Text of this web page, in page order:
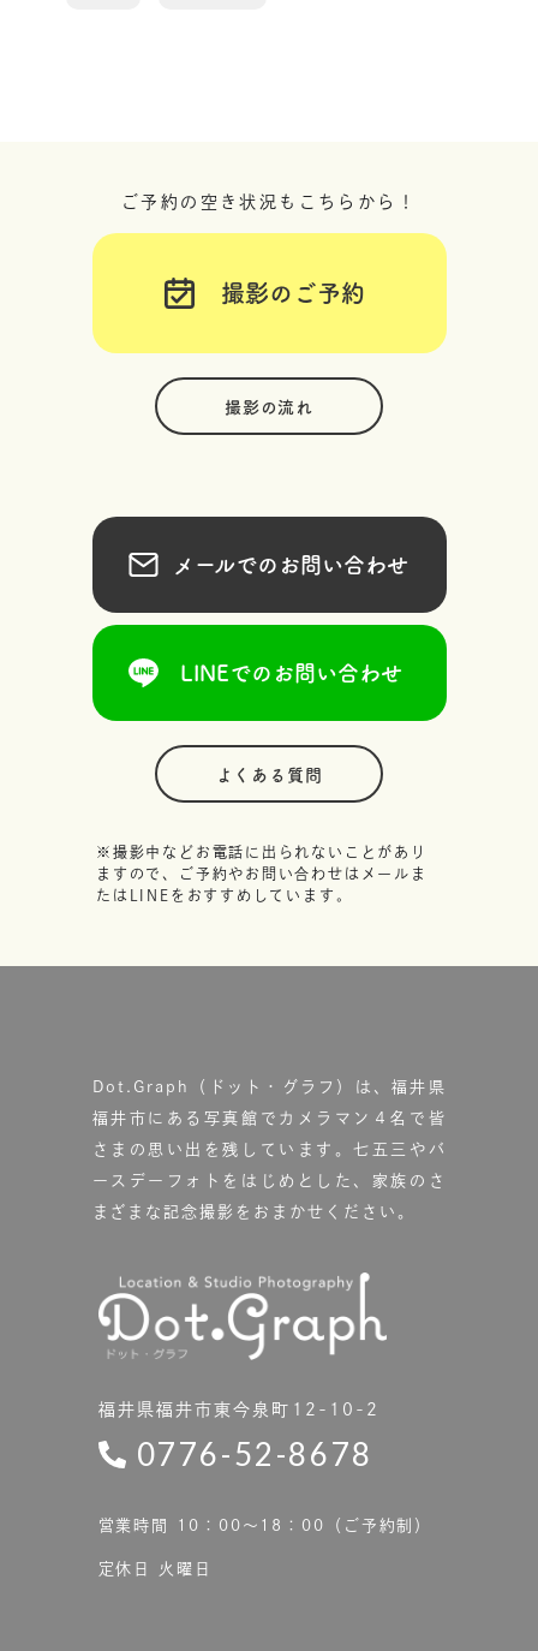
ご予約の空き状況もこちらから！
撮影のご予約
撮影の流れ
メールでのお問い合わせ
LINEでのお問い合わせ
よくある質問
※撮影中などお電話に出られないことがあり
ますので、ご予約やお問い合わせはメールま
たはLINEをおすすめしています。
Dot.Graph（ドット・グラフ）は、福井県
福井市にある写真館で カメラマン４名で皆
さまの思い出を残しています。七五三やバ
ースデーフォトをはじめとした、家族のさ
まざまな記念撮影をおまかせください。
福井県福井市東今泉町12-10-2
0776-52-8678
営業時間 10：00〜18：00（ご予約制）
定休日 火曜日